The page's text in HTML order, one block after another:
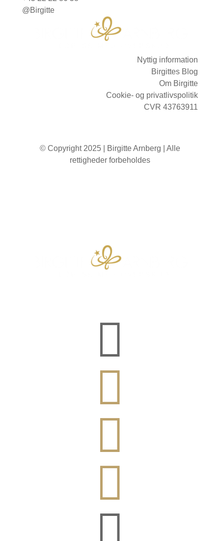
@Birgitte
Nyttig information
Birgittes Blog
Om Birgitte
Cookie- og privatlivspolitik
CVR 43763911
© Copyright 2025 | Birgitte Arnberg | Alle
rettigheder forbeholdes




